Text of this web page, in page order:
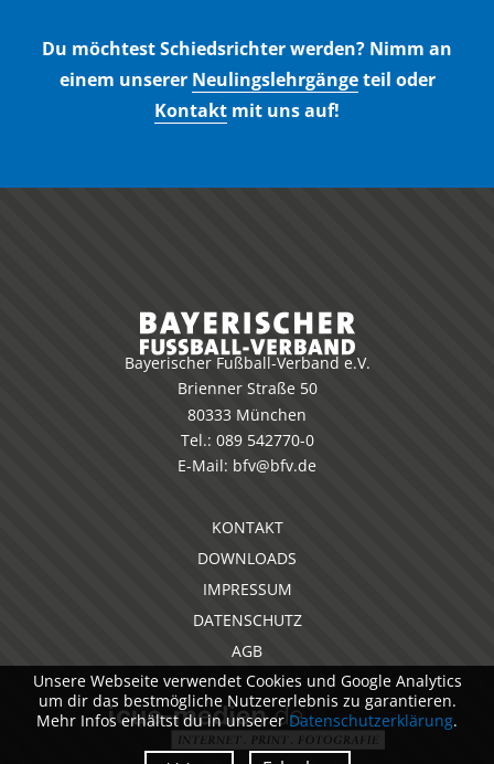
Du möchtest Schiedsrichter werden? Nimm an
einem unserer Neulingslehrgängeteil oder
Kontakt mit uns auf!
Bayerischer Fußball-Verband e.V.
Brienner Straße 50
80333 München
Tel.: 089 542770-0
E-Mail: bfv@bfv.de
KONTAKT
DOWNLOADS
IMPRESSUM
DATENSCHUTZ
AGB
Unsere Webseite verwendet Cookies und Google Analytics
um dir das bestmögliche Nutzererlebnis zu garantieren.
Mehr Infos erhältst du in unsererDatenschutzerklärung.